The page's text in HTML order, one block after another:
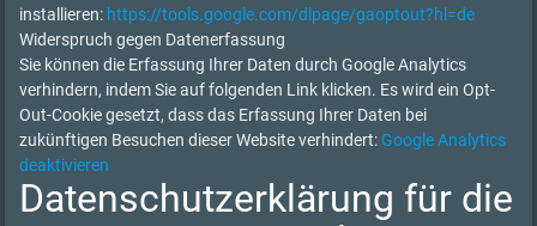
installieren: https://tools.google.com/dlpage/gaoptout?hl=de
Widerspruch gegen Datenerfassung
Sie können die Erfassung Ihrer Daten durch Google Analytics
verhindern, indem Sie auf folgenden Link klicken. Es wird ein Opt-
Out-Cookie gesetzt, dass das Erfassung Ihrer Daten bei
zukünftigen Besuchen dieser Website verhindert: Google Analytics
deaktivieren
Datenschutzerklärung für die